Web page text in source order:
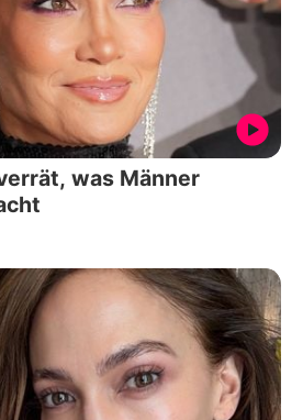
was Männer